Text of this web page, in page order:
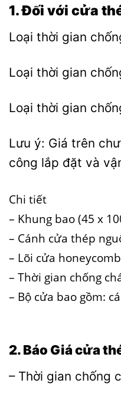
1. Đối với cửa
Loại thời gian
Loại thời gian
Loại thời gian
Lưu ý: Giá trên
công lắp đặt và
Chi tiết
– Khung bao (45 x
– Cánh cửa thép
– Lõi cửa
– Thời gian chống
– Bộ cửa bao gồm:
2. Báo Giácửa
– Thời gian chống